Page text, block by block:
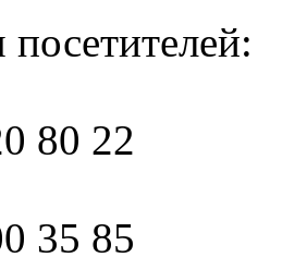
80 22
35 85